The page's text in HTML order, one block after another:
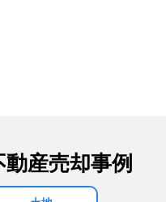
産売却事例